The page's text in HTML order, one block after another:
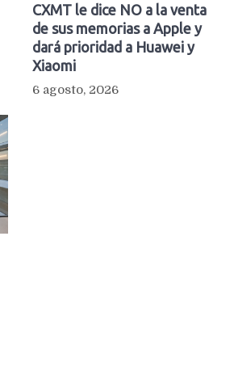
CXMT le dice NO a la venta
de sus memorias a Apple y
dará prioridad a Huawei y
Xiaomi
6 agosto, 2026